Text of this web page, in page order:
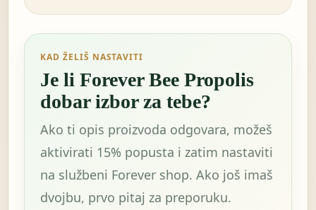
KAD ŽELIŠ NASTAVITI
Je li Forever Bee Propolis
dobar izbor za tebe?
Ako ti opis proizvoda odgovara, možeš
aktivirati 15% popusta i zatim nastaviti
na službeni Forever shop. Ako još imaš
dvojbu, prvo pitaj za preporuku.